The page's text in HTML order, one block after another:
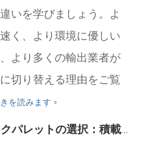
いを学びましょう。よ
く、より環境に優しい
より多くの輸出業者が
切り替える理由をご覧
を読みます »
択：積載量の不一致による取り扱いリスクの軽減